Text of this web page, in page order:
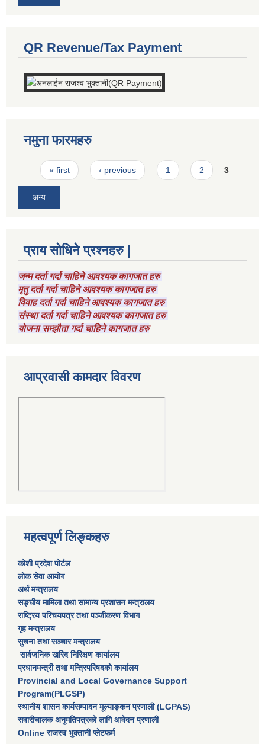
QR Revenue/Tax Payment
नमुना फारमहरु
Pages
« first ‹ previous 1 2 3
अन्य
प्राय सोधिने प्रश्नहरु |
जन्म दर्ता गर्दा चाहिने आवश्यक कागजात हरु
मृतु दर्ता गर्दा चाहिने आवश्यक कागजात हरु
विवाह दर्ता गर्दा चाहिने आवश्यक कागजात हरु
संस्था दर्ता गर्दा चाहिने आवश्यक कागजात हरु
योजना सम्झौता गर्दा चाहिने कागजात हरु
आप्रवासी कामदार विवरण
महत्वपूर्ण लिङ्कहरु
कोशी प्रदेश पोर्टल
लाेक सेवा आयाेग
अर्थ मन्त्रालय
सङ्घीय मामिला तथा सामान्य प्रशासन मन्त्रालय
राष्‍ट्रिय परिचयपत्र तथा पञ्‍जीकरण विभाग
गृह मन्त्रालय
सुचना तथा सञ्चार मन्त्रालय
सार्वजनिक खरिद निरिक्षण कार्यालय
प्रधानमन्त्री तथा मन्त्रिपरिषदकाे कार्यालय
Provincial and Local Governance Support
Program(PLGSP)
स्थानीय शासन कार्यसम्पादन मूल्याङ्कन प्रणाली (LGPAS)
सवारीचालक अनुमतिपत्रको लागि आवेदन प्रणाली
Online राजस्व भुक्तानी प्लेटफर्म